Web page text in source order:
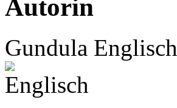
Autorin
Gundula Englisch